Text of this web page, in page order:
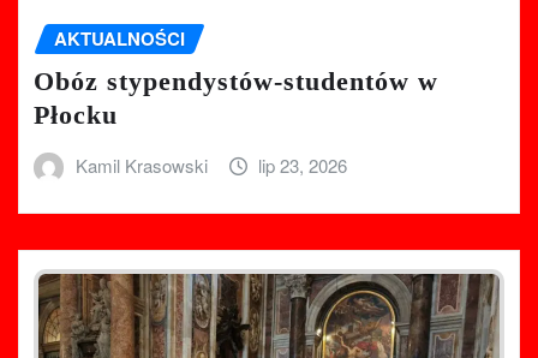
AKTUALNOŚCI
Obóz stypendystów-studentów w
Płocku
Kamil Krasowski lip 23, 2026